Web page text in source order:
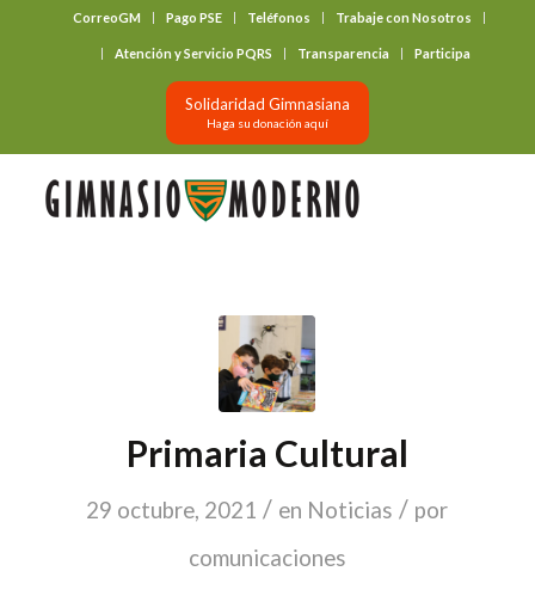
CorreoGM Pago PSE Teléfonos Trabaje con Nosotros
Atención y Servicio PQRS Transparencia Participa
Solidaridad Gimnasiana
Haga su donación aquí
Primaria Cultural
29 octubre, 2021 / en Noticias / por
comunicaciones